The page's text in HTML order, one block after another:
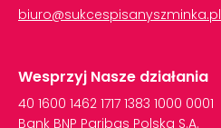
biuro@sukcespisanyszminka.pl
Wesprzyj Nasze działania
40 1600 1462 1717 1383 1000 0001
Bank BNP Paribas Polska S.A.